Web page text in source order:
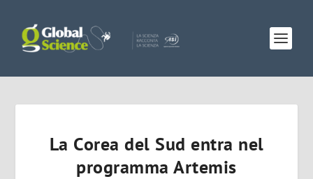
La Corea del Sud entra nel
programma Artemis